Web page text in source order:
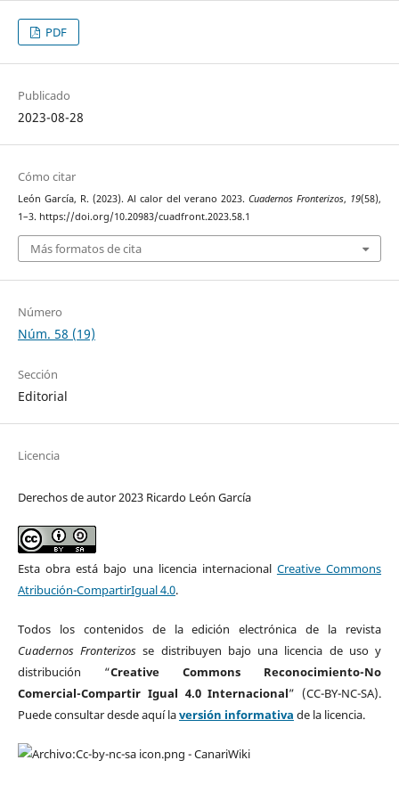
PDF
Publicado
2023-08-28
Cómo citar
León García, R. (2023). Al calor del verano 2023.Cuadernos Fronterizos, 19(58),
1–3. https://doi.org/10.20983/cuadfront.2023.58.1
Más formatos de cita
Número
Núm. 58 (19)
Sección
Editorial
Licencia
Derechos de autor 2023 Ricardo León García
Esta obra está bajo una licencia internacional Creative Commons
Atribución-CompartirIgual 4.0.
Todos los contenidos de la edición electrónica de la revista
Cuadernos Fronterizos se distribuyen bajo una licencia de uso y
distribución “Creative Commons Reconocimiento-No
Comercial-Compartir Igual 4.0 Internacional” (CC-BY-NC-SA).
Puede consultar desde aquí laversión informativa de la licencia.